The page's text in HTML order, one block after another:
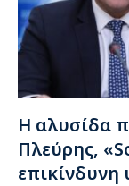
Η αλυσίδα
Πλεύρης,
επικίνδυνη